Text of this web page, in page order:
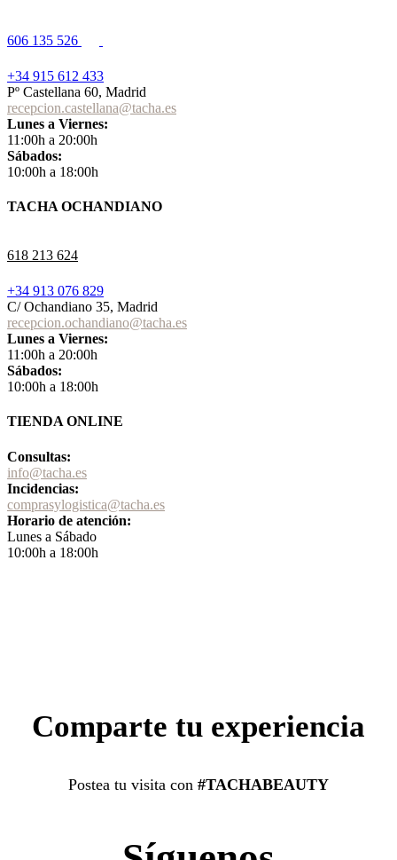
606 135 526
+34 915 612 433
Pº Castellana 60, Madrid
recepcion.castellana@tacha.es
Lunes a Viernes:
11:00h a 20:00h
Sábados:
10:00h a 18:00h
TACHA OCHANDIANO
618 213 624
+34 913 076 829
C/ Ochandiano 35, Madrid
recepcion.ochandiano@tacha.es
Lunes a Viernes:
11:00h a 20:00h
Sábados:
10:00h a 18:00h
TIENDA ONLINE
Consultas:
info@tacha.es
Incidencias:
comprasylogistica@tacha.es
Horario de atención:
Lunes a Sábado
10:00h a 18:00h
Comparte tu experiencia
Postea tu visita con #TACHABEAUTY